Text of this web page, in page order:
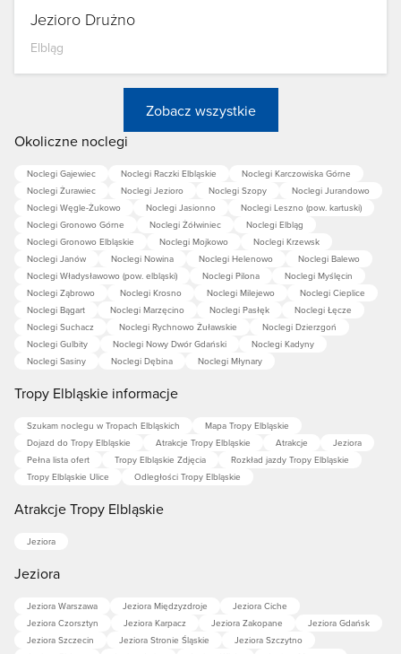
Jezioro Drużno
Elbląg
Zobacz wszystkie
Okoliczne noclegi
Noclegi Gajewiec Noclegi Raczki Elbląskie
Noclegi Karczowiska Górne
Noclegi Żurawiec
Noclegi Jezioro Noclegi Szopy
Noclegi Jurandowo
Noclegi Węgle-Żukowo
Noclegi Jasionno
Noclegi Leszno (pow. kartuski)
Noclegi Gronowo Górne
Noclegi Żółwiniec
Noclegi Elbląg
Noclegi Gronowo Elbląskie
Noclegi Mojkowo
Noclegi Krzewsk
Noclegi Janów
Noclegi Nowina Noclegi Helenowo
Noclegi Balewo
Noclegi Władysławowo (pow. elbląski)
Noclegi Pilona
Noclegi Myślęcin
Noclegi Ząbrowo
Noclegi Krosno Noclegi Milejewo
Noclegi Cieplice
Noclegi Bągart
Noclegi Marzęcino Noclegi Pasłęk
Noclegi Łęcze
Noclegi Suchacz
Noclegi Rychnowo Żuławskie
Noclegi Dzierzgoń
Noclegi Gulbity
Noclegi Nowy Dwór Gdański
Noclegi Kadyny
Noclegi Sasiny
Noclegi Dębina Noclegi Młynary
Tropy Elbląskie informacje
Szukam noclegu w Tropach Elbląskich
Mapa Tropy Elbląskie
Dojazd do Tropy Elbląskie
Atrakcje Tropy Elbląskie Atrakcje
Jeziora
Pełna lista ofert
Tropy Elbląskie Zdjęcia
Rozkład jazdy Tropy Elbląskie
Tropy Elbląskie Ulice
Odległości Tropy Elbląskie
Atrakcje Tropy Elbląskie
Jeziora
Jeziora
Jeziora Warszawa Jeziora Międzyzdroje
Jeziora Ciche
Jeziora Czorsztyn
Jeziora Karpacz Jeziora Zakopane
Jeziora Gdańsk
Jeziora Szczecin
Jeziora Stronie Śląskie
Jeziora Szczytno